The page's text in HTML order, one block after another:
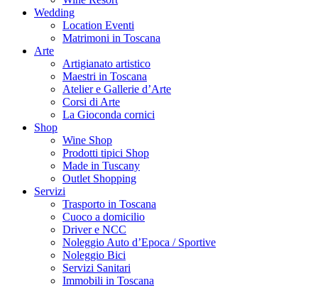
Wedding
Location Eventi
Matrimoni in Toscana
Arte
Artigianato artistico
Maestri in Toscana
Atelier e Gallerie d’Arte
Corsi di Arte
La Gioconda cornici
Shop
Wine Shop
Prodotti tipici Shop
Made in Tuscany
Outlet Shopping
Servizi
Trasporto in Toscana
Cuoco a domicilio
Driver e NCC
Noleggio Auto d’Epoca / Sportive
Noleggio Bici
Servizi Sanitari
Immobili in Toscana